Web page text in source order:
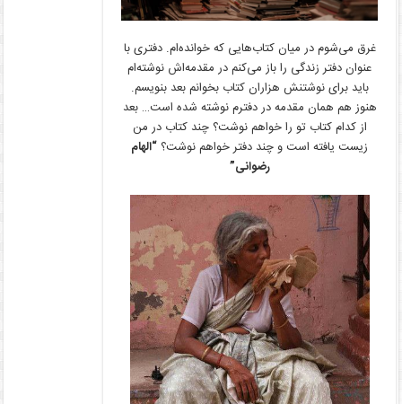
غرق می‌شوم در میان کتاب‌هایی که خوانده‌ام. دفتری با
عنوان دفتر زندگی را باز می‌کنم در مقدمه‌اش نوشته‌ام
باید برای نوشتنش هزاران کتاب بخوانم بعد بنویسم.
هنوز هم همان مقدمه در دفترم نوشته شده است… بعد
از کدام کتاب تو را خواهم نوشت؟ چند کتاب در من
زیست یافته است و چند دفتر خواهم نوشت؟ “الهام
رضوانی”